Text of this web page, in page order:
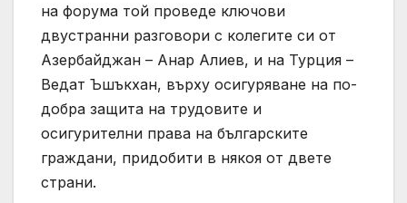
на форума той проведе ключови
двустранни разговори с колегите си от
Азербайджан – Анар Алиев, и на Турция –
Ведат Ъшъкхан, върху осигуряване на по-
добра защита на трудовите и
осигурителни права на българските
граждани, придобити в някоя от двете
страни.